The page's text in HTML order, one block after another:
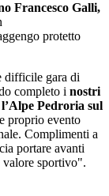
Francesco Galli,
protetto
difficile gara di
completo i nostri
Pedroria sul
proprio evento
Complimenti a
portare avanti
valore sportivo".